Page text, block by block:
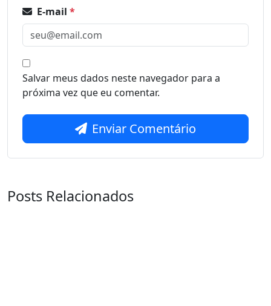
E-mail *
Salvar meus dados neste navegador para a
próxima vez que eu comentar.
Enviar Comentário
Posts Relacionados